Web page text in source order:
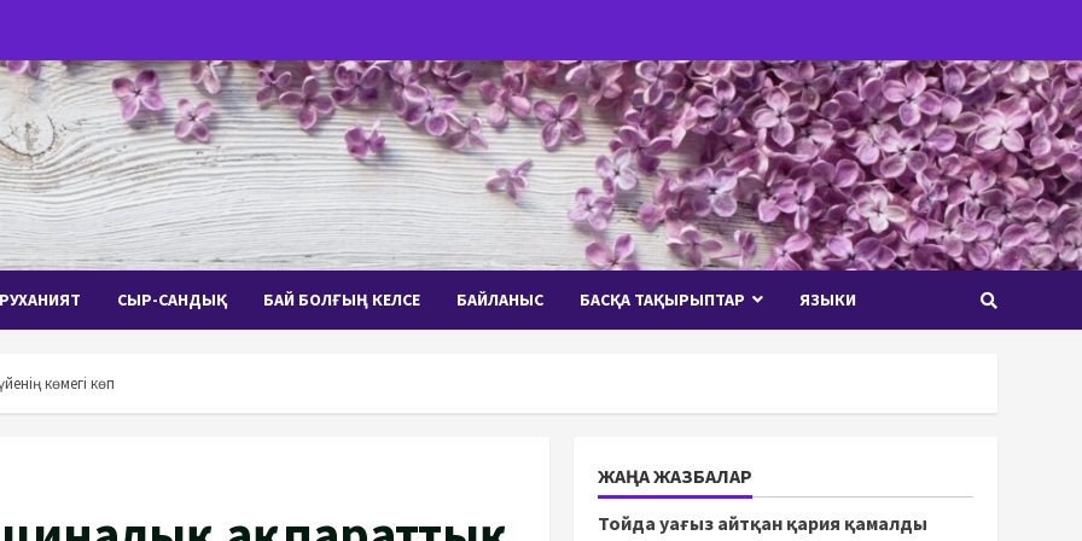
РУХАНИЯТ СЫР-САНДЫҚ БАЙ БОЛҒЫҢ КЕЛСЕ БАЙЛАНЫС БАСҚА ТАҚЫРЫПТАР ЯЗЫКИ
көмегі көп
ЖАҢА ЖАЗБАЛАР
Тойда уағыз айтқан қария қамалды